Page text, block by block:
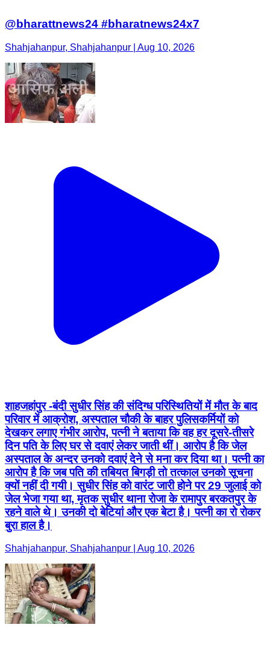
@bharattnews24 #bharatnews24x7
Shahjahanpur, Shahjahanpur | Aug 10, 2026
शाहजहांपुर -बंदी सुधीर सिंह की संदिग्ध परिस्थितियों में मौत के बाद
परिवार में आक्रोश, अस्पताल चौकी के बाहर पुलिसकर्मियों को
देखकर लगाए गंभीर आरोप, पत्नी ने बताया कि वह हर दूसरे-तीसरे
दिन पति के लिए घर से दवाएं लेकर जाती थीं। आरोप है कि जेल
अस्पताल के अन्दर उनको दवाएं देने से मना कर दिया था। पत्नी का
आरोप है कि जब पति की तबियत बिगड़ी तो तत्काल उनको सूचना
क्यों नहीं दी गयी। सुधीर सिंह को वारंट जारी होने पर 29 जुलाई को
जेल भेजा गया था, मृतक सुधीर थाना रोजा के रामापुर बरकतपुर के
रहने वाले थे। उनकी दो बेटियां और एक बेटा है। पत्नी का रो रोकर
बुरा हाल है।
Shahjahanpur, Shahjahanpur | Aug 10, 2026